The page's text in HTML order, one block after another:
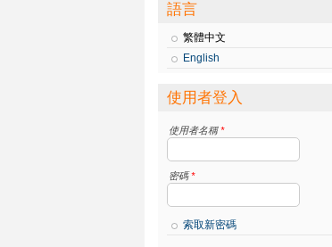
語言
繁體中文
English
使用者登入
使用者名稱*
密碼*
索取新密碼